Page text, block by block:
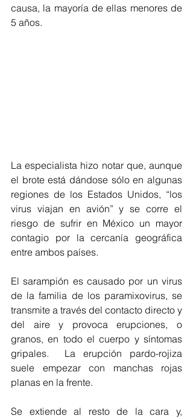
causa, la mayoría de ellas menores de
5 años.
La especialista hizo notar que, aunque
el brote está dándose sólo en algunas
regiones de los Estados Unidos, “los
virus viajan en avión” y se corre el
riesgo de sufrir en México un mayor
contagio por la cercanía geográfica
entre ambos países.
El sarampión es causado por un virus
de la familia de los paramixovirus, se
transmite a través del contacto directo y
del aire y provoca erupciones, o
granos, en todo el cuerpo y síntomas
gripales.  La erupción pardo-rojiza
suele empezar con manchas rojas
planas en la frente.
Se extiende al resto de la cara y,